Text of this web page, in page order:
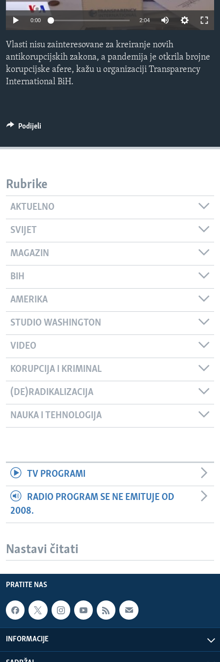
MAGAZIN
O GLASU AMERIKE
Learning English
PRATITE NAS
Jezici
0:00 2:04
Vlasti nisu zainteresovane za kreiranje novih
antikorupcijskih zakona, a pandemija je otkrila brojne
korupcijske afere, kažu u organizaciji Transparency
International BiH.
Podijeli
Rubrike
AKTUELNO
SVIJET
MAGAZIN
BIH
AMERIKA
STUDIO WASHINGTON
VIDEO
KORUPCIJA I KRIMINAL
(DE)RADIKALIZACIJA
NAUKA I TEHNOLOGIJA
TV PROGRAMI
RADIO PROGRAM SE NE EMITUJE OD
2008.
Nastavi čitati
PRATITE NAS
INFORMACIJE